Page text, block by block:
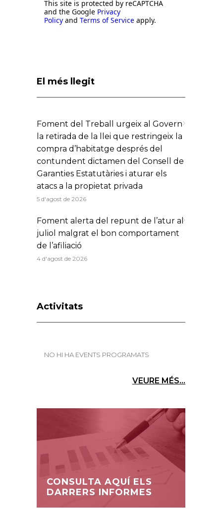
This site is protected by reCAPTCHA
and the Google Privacy
Policy and Terms of Service apply.
El més llegit
Foment del Treball urgeix al Govern
la retirada de la llei que restringeix la
compra d’habitatge després del
contundent dictamen del Consell de
Garanties Estatutàries i aturar els
atacs a la propietat privada
5 d'agost de 2026
Foment alerta del repunt de l’atur al
juliol malgrat el bon comportament
de l’afiliació
4 d'agost de 2026
Activitats
NO HI HA EVENTS PROGRAMATS
VEURE MÉS...
CONSULTA AQUÍ ELS
DARRERS INFORMES